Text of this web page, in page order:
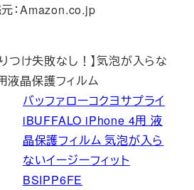
：Amazon.co.jp
つけ失敗なし！】気泡が入らな
晶保護フィルム
バッファローコクヨサプライ
iBUFFALO iPhone 4用 液
晶保護フィルム 気泡が入ら
ないイージーフィット
BSIPP6FE